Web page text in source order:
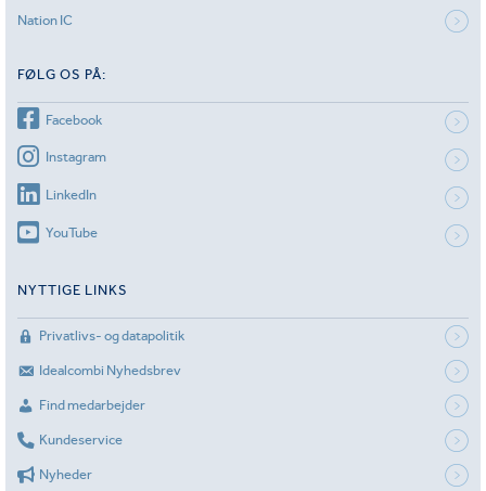
Nation IC
FØLG OS PÅ:
Facebook
Instagram
LinkedIn
YouTube
NYTTIGE LINKS
Privatlivs- og datapolitik
Idealcombi Nyhedsbrev
Find medarbejder
Kundeservice
Nyheder